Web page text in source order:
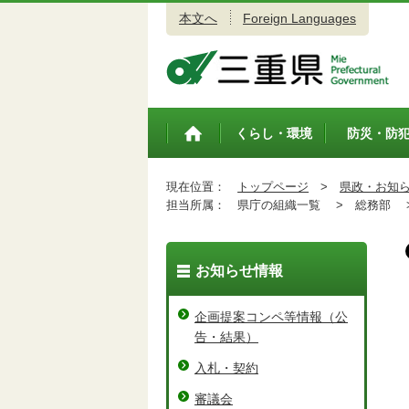
本文へ Foreign Languages
トップペ
くらし・環境 防災・防
現在位置： トップページ >
県政・お知
担当所属：
県庁の組織一覧 > 総務部
お知らせ情報
企画提案コンペ等情報（公
告・結果）
入札・契約
審議会